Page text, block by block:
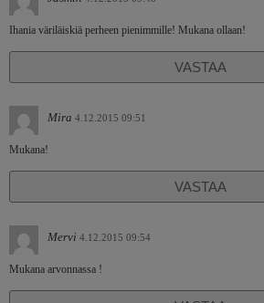
Ihania väriläiskiä perheen pienimmille! Mukana ollaan!
VASTAA
Mira 4.12.2015 09:51
Mukana!
VASTAA
Mervi 4.12.2015 09:54
Mukana arvonnassa !